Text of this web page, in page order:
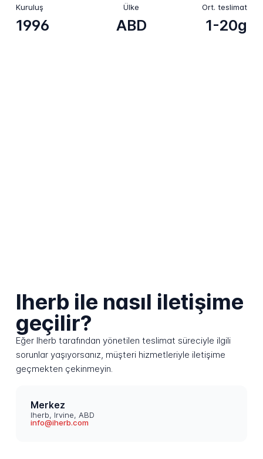
Kuruluş
1996
Ülke
ABD
Ort. teslimat
1-20g
Iherb ile nasıl iletişime
geçilir?
Eğer Iherb tarafından yönetilen teslimat süreciyle ilgili
sorunlar yaşıyorsanız, müşteri hizmetleriyle iletişime
geçmekten çekinmeyin.
Merkez
Iherb, Irvine, ABD
info@iherb.com